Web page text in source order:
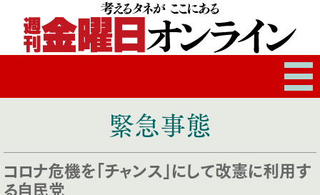
緊急事態
コロナ危機を「チャンス」にして改憲に利用す
る自民党